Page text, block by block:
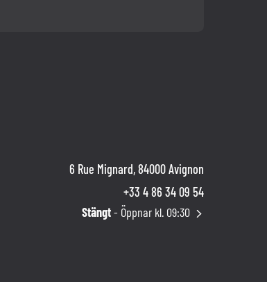
6 Rue Mignard, 84000 Avignon
+33 4 86 34 09 54
Stängt- Öppnar kl. 09:30